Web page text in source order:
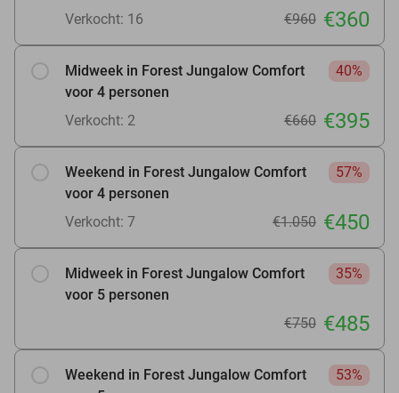
Verkocht: 16 €960 €360
Midweek in Forest Jungalow Comfort
voor 4 personen
40%
Verkocht: 2 €660 €395
Weekend in Forest Jungalow Comfort
voor 4 personen
57%
Verkocht: 7 €1.050 €450
Midweek in Forest Jungalow Comfort
voor 5 personen
35%
€750 €485
Weekend in Forest Jungalow Comfort
53%